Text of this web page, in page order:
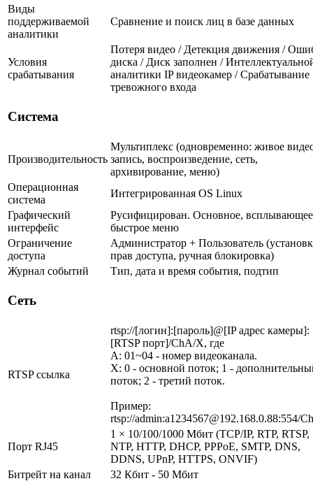
Виды
поддерживаемой
аналитики
Сравнение и поиск лиц в базе данных
Условия
срабатывания
Потеря видео / Детекция движения /
диска / Диск заполнен /
аналитики IP видеокамер / Срабатывание
тревожного входа
Система
Производительность
Мультиплекс (одновременно: живое
запись, воспроизведение, сеть,
архивирование, меню)
Операционная
система
Интегрированная OS Linux
Графический
интерфейс
Русифицирован. Основное,
быстрое меню
Ограничение
доступа
Администратор + Пользователь
прав доступа, ручная блокировка)
Журнал событий
Тип, дата и время события, подтип
Сеть
RTSP ссылка
rtsp://[логин]:[пароль]@[IP адрес камеры]:
[RTSP порт]/ChA/X, где
A: 01~04 - номер видеоканала.
X: 0 - основной поток; 1 -
поток; 2 - третий поток.
Пример:
rtsp://admin:a1234567@192.168.0.88:554/
Порт RJ45
1 × 10/100/1000 Мбит (TCP/IP, RTP, RTSP,
NTP, HTTP, DHCP, PPPoE, SMTP, DNS,
DDNS, UPnP, HTTPS, ONVIF)
Битрейт на канал
32 Кбит - 50 Мбит